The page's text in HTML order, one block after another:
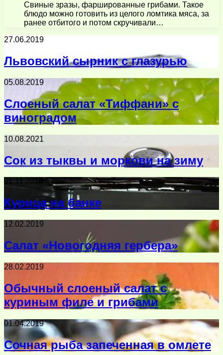
Свиные зразы, фаршированные грибами. Такое
блюдо можно готовить из целого ломтика мяса, за
ранее отбитого и потом скручивали…
27.06.2019
Львовский сырник с глазурью
05.08.2019
Слоеный салат «Тиффани» с
виноградом
10.08.2021
Сок из тыквы и моркови на зиму
01.11.2018
Курица на банке
12.02.2019
Салат «Новогодняя гербера»
28.02.2019
Обычный слоеный салат с
куриным филе и грибами
01.04.2019
Сочная рыба запеченная в омлете